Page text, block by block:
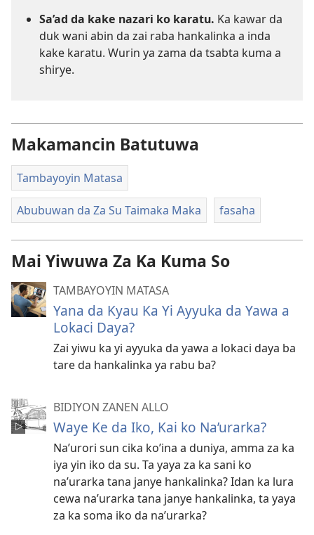
Sa’ad da kake nazari ko karatu. Ka kawar da
duk wani abin da zai raba hankalinka a inda
kake karatu. Wurin ya zama da tsabta kuma a
shirye.
Makamancin Batutuwa
Tambayoyin Matasa
Abubuwan da Za Su Taimaka Maka fasaha
Mai Yiwuwa Za Ka Kuma So
TAMBAYOYIN MATASA
Yana da Kyau Ka Yi Ayyuka da Yawa a
Lokaci Daya?
Zai yiwu ka yi ayyuka da yawa a lokaci daya ba
tare da hankalinka ya rabu ba?
BIDIYON ZANEN ALLO
Waye Ke da Iko, Kai ko Na’urarka?
Na’urori sun cika ko’ina a duniya, amma za ka
iya yin iko da su. Ta yaya za ka sani ko
na’urarka tana janye hankalinka? Idan ka lura
cewa na’urarka tana janye hankalinka, ta yaya
za ka soma iko da na’urarka?